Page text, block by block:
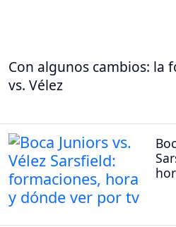
Con algunos cambios: la
vs. Vélez